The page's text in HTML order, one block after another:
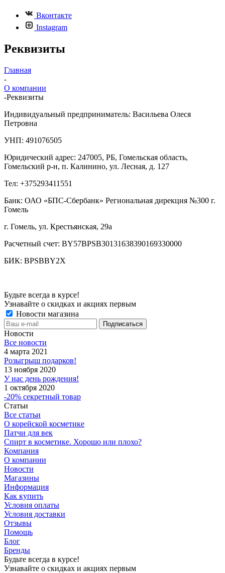
Вконтакте
Instagram
Реквизиты
Главная
-
О компании
-Реквизиты
Индивидуальный предприниматель: Васильева Олеся
Петровна
УНП: 491076505
Юридический адрес: 247005, РБ, Гомельская область,
Гомельский р-н, п. Калинино, ул. Лесная, д. 127
Тел: +375293411551
Банк: ОАО «БПС-Сбербанк» Региональная дирекция №300 г.
Гомель
г. Гомель, ул. Крестьянская, 29а
Расчетный счет: BY57BPSB30131638390169330000
БИК: BPSBBY2X
Будьте всегда в курсе!
Узнавайте о скидках и акциях первым
Новости магазина
Новости
Все новости
4 марта 2021
Розыгрыш подарков!
13 ноября 2020
У нас день рождения!
1 октября 2020
-20% секретный товар
Статьи
Все статьи
О корейской косметике
Патчи для век
Спирт в косметике. Хорошо или плохо?
Компания
О компании
Новости
Магазины
Информация
Как купить
Условия оплаты
Условия доставки
Отзывы
Помощь
Блог
Бренды
Будьте всегда в курсе!
Узнавайте о скидках и акциях первым